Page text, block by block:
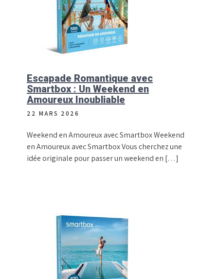
Escapade Romantique avec
Smartbox : Un Weekend en
Amoureux Inoubliable
22 MARS 2026
Weekend en Amoureux avec Smartbox Weekend
en Amoureux avec Smartbox Vous cherchez une
idée originale pour passer un weekend en […]